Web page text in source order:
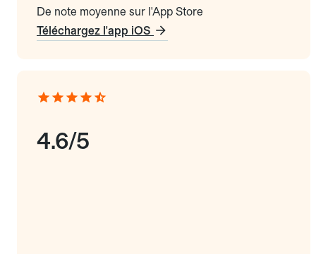
De note moyenne sur l'App Store
Téléchargez l'app iOS
4.6/5